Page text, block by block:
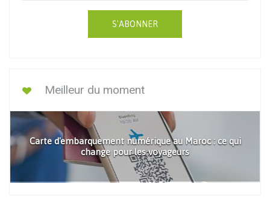
S'ABONNER
Meilleur du moment
Carte d'embarquement numérique au Maroc : ce qui
change pour les voyageurs